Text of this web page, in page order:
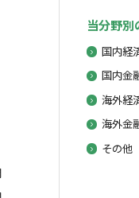
当分野別
国内経
国内金
海外経
海外金
その他